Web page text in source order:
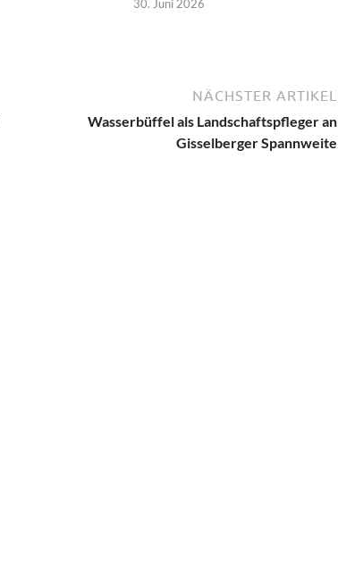
30. Juni 2026
NÄCHSTER ARTIKEL
Wasserbüffel als Landschaftspfleger an
Gisselberger Spannweite